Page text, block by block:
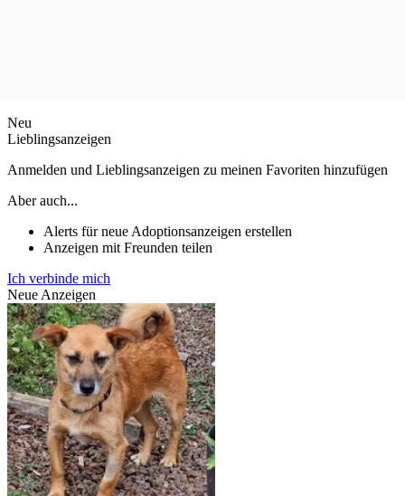
Neu
Lieblingsanzeigen
Anmelden und Lieblingsanzeigen zu meinen Favoriten hinzufügen
Aber auch...
Alerts für neue Adoptionsanzeigen erstellen
Anzeigen mit Freunden teilen
Ich verbinde mich
Neue Anzeigen